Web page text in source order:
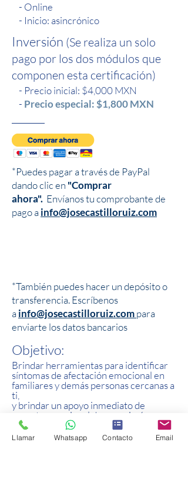
- Online
- Inicio: asincrónico
Inversión (Se realiza un solo
pago por los dos módulos que
componen esta certificación)
- Precio inicial: $4,000 MXN
- Precio especial: $1,800 MXN
*Puedes pagar a través de PayPal
dando clic en "Comprar
ahora". Envíanos tu comprobante de
pago ainfo@josecastilloruiz.com
*También puedes hacer un depósito o
transferencia. Escríbenos
ainfo@josecastilloruiz.compara
enviarte los datos bancarios
Objetivo:
Brindar herramientas para identificar
síntomas de afectación emocional en
familiares y demás personas cercanas a
ti,
y brindar un apoyo inmediato de
soporte emocional de consejería, o
para canalizarlos a un apoyo más
especializado
Llamar Whatsapp Contacto Email